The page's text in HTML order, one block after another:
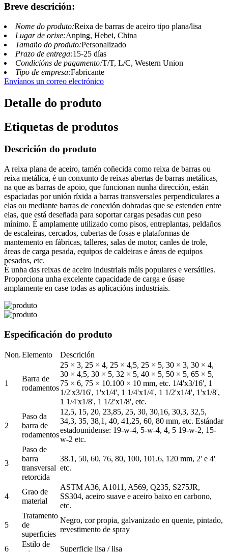
Breve descrición:
Nome do produto:Reixa de barras de aceiro tipo plana/lisa
Lugar de orixe:Anping, Hebei, China
Tamaño do produto:Personalizado
Prazo de entrega:15-25 días
Condicións de pagamento:T/T, L/C, Western Union
Tipo de empresa:Fabricante
Envíanos un correo electrónico
Detalle do produto
Etiquetas de produtos
Descrición do produto
A reixa plana de aceiro, tamén coñecida como reixa de barras ou
reixa metálica, é un conxunto de reixas abertas de barras metálicas,
na que as barras de apoio, que funcionan nunha dirección, están
espaciadas por unión ríxida a barras transversales perpendiculares a
elas ou mediante barras de conexión dobradas que se estenden entre
elas, que está deseñada para soportar cargas pesadas cun peso
mínimo. É amplamente utilizado como pisos, entreplantas, peldaños
de escaleiras, cercados, cubertas de fosas e plataformas de
mantemento en fábricas, talleres, salas de motor, canles de trole,
áreas de carga pesada, equipos de caldeiras e áreas de equipos
pesados, etc.
É unha das reixas de aceiro industriais máis populares e versátiles.
Proporciona unha excelente capacidade de carga e úsase
amplamente en case todas as aplicacións industriais.
Especificación do produto
Non.Elemento Descrición
1
Barra de
rodamentos
25 × 3, 25 × 4, 25 × 4,5, 25 × 5, 30 × 3, 30 × 4,
30 × 4,5, 30 × 5, 32 × 5, 40 × 5, 50 × 5, 65 × 5,
75 × 6, 75 × 10.100 × 10 mm, etc. 1/4'x3/16', 1
1/2'x3/16', 1'x1/4', 1 1/4'x1/4', 1 1/2'x1/4', 1'x1/8',
1 1/4'x1/8', 1 1/2'x1/8', etc.
2
Paso da
barra de
rodamentos
12,5, 15, 20, 23,85, 25, 30, 30,16, 30,3, 32,5,
34,3, 35, 38,1, 40, 41,25, 60, 80 mm, etc. Estándar
estadounidense: 19-w-4, 5-w-4, 4, 5 19-w-2, 15-
w-2 etc.
3
Paso de
barra
transversal
retorcida
38.1, 50, 60, 76, 80, 100, 101.6, 120 mm, 2' e 4'
etc.
4
Grao de
material
ASTM A36, A1011, A569, Q235, S275JR,
SS304, aceiro suave e aceiro baixo en carbono,
etc.
5
Tratamento
de
superficies
Negro, cor propia, galvanizado en quente, pintado,
revestimento de spray
6
Estilo de
Superficie lisa / lisa